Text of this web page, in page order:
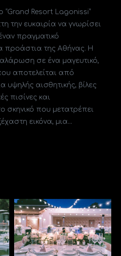
“Grand Resort Lagonissi”
την ευκαιρία να γνωρίσει
πραγματικό
προάστια της Αθήνας. Η
σε ένα μαγευτικό,
αποτελείται από
υψηλής αισθητικής, βίλες
πισίνες και
σκηνικό που μετατρέπει
εικόνα, μια…